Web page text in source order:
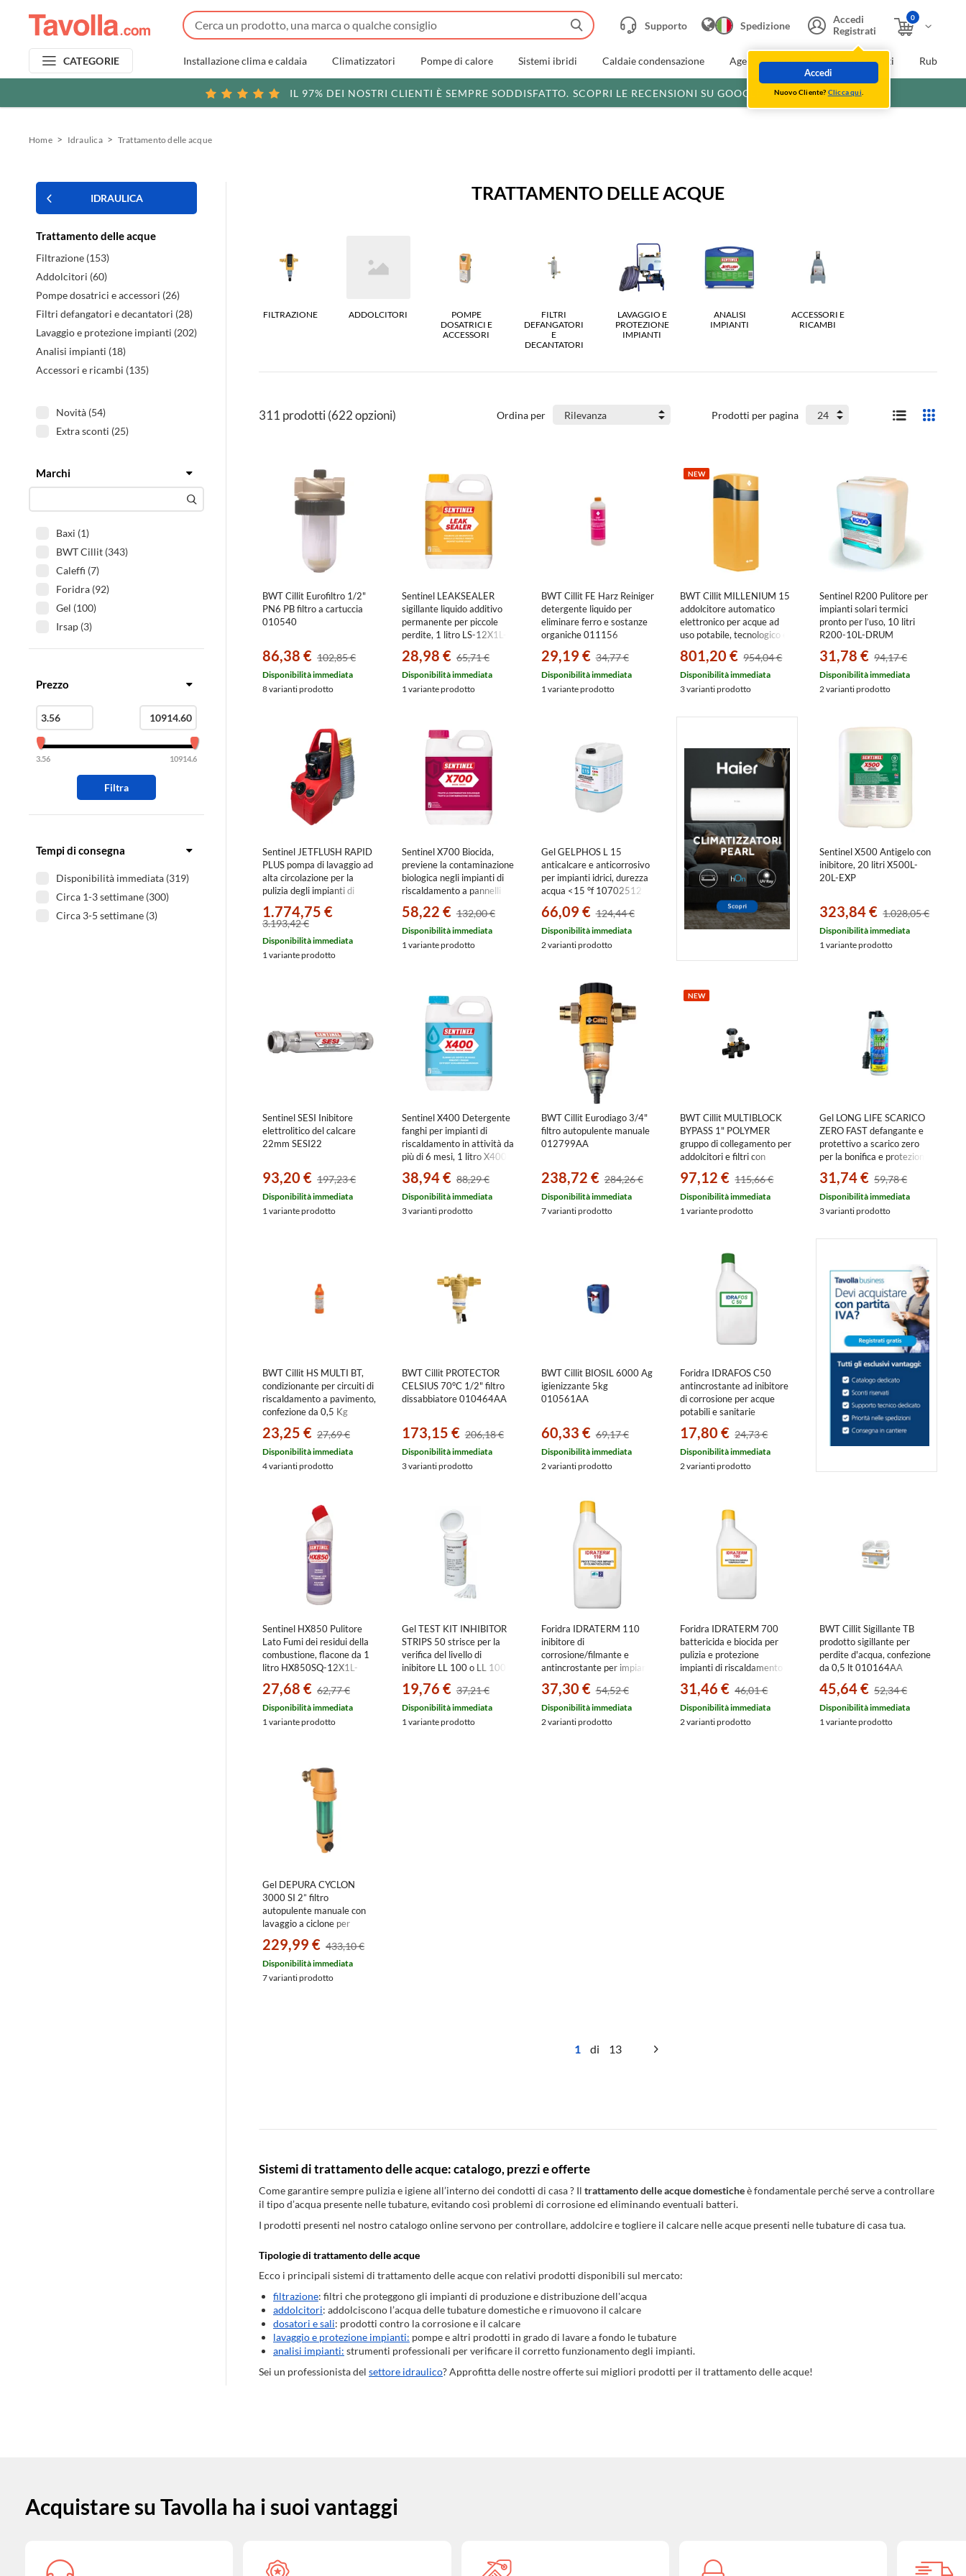
Supporto Spedizione
Accedi
Registrati
Accedi
Nuovo Cliente? Clicca qui
0
CATEGORIE Installazione clima e caldaia Climatizzatori Pompe di calore Sistemi ibridi Caldaie condensazione Agevolazioni fiscali Extra Sconti
IL 97% DEI NOSTRI CLIENTI È SEMPRE SODDISFATTO. SCOPRI LE RECENSIONI SU GOOGLE
Home Idraulica Trattamento delle acque
IDRAULICA
Trattamento delle acque
Filtrazione (153)
Addolcitori (60)
Pompe dosatrici e accessori (26)
Filtri defangatori e decantatori (28)
Lavaggio e protezione impianti (202)
Analisi impianti (18)
Accessori e ricambi (135)
Novità (54)
Extra sconti (25)
Marchi
Filtra
Baxi (1)
BWT Cillit (343)
Caleffi (7)
Foridra (92)
Gel (100)
Irsap (3)
Sentinel (38)
Prezzo
3.56 10914.6
Filtra
Tempi di consegna
Disponibilità immediata (319)
Circa 1-3 settimane (300)
Circa 3-5 settimane (3)
TRATTAMENTO DELLE ACQUE
FILTRAZIONE ADDOLCITORI
POMPE
DOSATRICI E
ACCESSORI
FILTRI
DEFANGATORI
E
DECANTATORI
LAVAGGIO E
PROTEZIONE
IMPIANTI
ANALISI
IMPIANTI
ACCESSORI E
RICAMBI
311 prodotti(622 opzioni) Ordina per Prodotti per pagina
BWT Cillit Eurofiltro 1/2"
PN6 PB filtro a cartuccia
010540
86,38 € 102,85 €
Disponibilità immediata
8 varianti prodotto
Sentinel LEAKSEALER
sigillante liquido additivo
permanente per piccole
perdite, 1 litro LS-12X1L-
28,98 € 65,71 €
Disponibilità immediata
1 variante prodotto
BWT Cillit FE Harz Reiniger
detergente liquido per
eliminare ferro e sostanze
organiche 011156
29,19 € 34,77 €
Disponibilità immediata
1 variante prodotto
NEW
BWT Cillit MILLENIUM 15
addolcitore automatico
elettronico per acque ad
uso potabile, tecnologico e
801,20 € 954,04 €
Disponibilità immediata
3 varianti prodotto
Sentinel R200 Pulitore per
impianti solari termici
pronto per l’uso, 10 litri
R200-10L-DRUM
31,78 € 94,17 €
Disponibilità immediata
2 varianti prodotto
Sentinel JETFLUSH RAPID
PLUS pompa di lavaggio ad
alta circolazione per la
pulizia degli impianti di
compromessi da depositi
JET-RAPIDPLUS-EURO
1.774,75 €
3.193,42 €
Disponibilità immediata
1 variante prodotto
Sentinel X700 Biocida,
previene la contaminazione
biologica negli impianti di
riscaldamento a pannelli
12X1L-EXPB
58,22 € 132,00 €
Disponibilità immediata
1 variante prodotto
Gel GELPHOS L 15
anticalcare e anticorrosivo
per impianti idrici, durezza
acqua <15 °f 10702512
66,09 € 124,44 €
Disponibilità immediata
2 varianti prodotto
Sentinel X500 Antigelo con
inibitore, 20 litri X500L-
20L-EXP
323,84 € 1.028,05 €
Disponibilità immediata
1 variante prodotto
Sentinel SESI Inibitore
elettrolitico del calcare
22mm SESI22
93,20 € 197,23 €
Disponibilità immediata
1 variante prodotto
Sentinel X400 Detergente
fanghi per impianti di
riscaldamento in attività da
più di 6 mesi, 1 litro X400L-
38,94 € 88,29 €
Disponibilità immediata
3 varianti prodotto
BWT Cillit Eurodiago 3/4"
filtro autopulente manuale
012799AA
238,72 € 284,26 €
Disponibilità immediata
7 varianti prodotto
NEW
BWT Cillit MULTIBLOCK
BYPASS 1" POLYMER
gruppo di collegamento per
addolcitori e filtri con
125505771
97,12 € 115,66 €
Disponibilità immediata
1 variante prodotto
Gel LONG LIFE SCARICO
ZERO FAST defangante e
protettivo a scarico zero
per la bonifica e protezione
moderatamente sporchi,
400 ml 11316095
31,74 € 59,78 €
Disponibilità immediata
3 varianti prodotto
BWT Cillit HS MULTI BT,
condizionante per circuiti di
riscaldamento a pavimento,
confezione da 0,5 Kg
010128AA
23,25 € 27,69 €
Disponibilità immediata
4 varianti prodotto
BWT Cillit PROTECTOR
CELSIUS 70°C 1/2" filtro
dissabbiatore 010464AA
173,15 € 206,18 €
Disponibilità immediata
3 varianti prodotto
BWT Cillit BIOSIL 6000 Ag
igienizzante 5kg
010561AA
60,33 € 69,17 €
Disponibilità immediata
2 varianti prodotto
Foridra IDRAFOS C50
antincrostante ad inibitore
di corrosione per acque
potabili e sanitarie
riscaldate, bottiglia da 1 kg
I.C50B
17,80 € 24,73 €
Disponibilità immediata
2 varianti prodotto
Sentinel HX850 Pulitore
Lato Fumi dei residui della
combustione, flacone da 1
litro HX850SQ-12X1L-
EXPA
27,68 € 62,77 €
Disponibilità immediata
1 variante prodotto
Gel TEST KIT INHIBITOR
STRIPS 50 strisce per la
verifica del livello di
inibitore LL 100 o LL 100
COMBI 15501155
19,76 € 37,21 €
Disponibilità immediata
1 variante prodotto
Foridra IDRATERM 110
inibitore di
corrosione/filmante e
antincrostante per impianti
di riscaldamento a pH
neutro, indicato per
defangatori IDRAMAG,
bottiglia da 0.5 kg
37,30 € 54,52 €
Disponibilità immediata
2 varianti prodotto
Foridra IDRATERM 700
battericida e biocida per
pulizia e protezione
impianti di riscaldamento o
climatizzazione a bassa
temperatura, bottiglia da 1
kg I.700B
31,46 € 46,01 €
Disponibilità immediata
2 varianti prodotto
BWT Cillit Sigillante TB
prodotto sigillante per
perdite d'acqua, confezione
da 0,5 lt 010164AA
45,64 € 52,34 €
Disponibilità immediata
1 variante prodotto
Gel DEPURA CYCLON
3000 SI 2” filtro
autopulente manuale con
lavaggio a ciclone per
attacchi orientabili e
cartuccia inox microstirato
90 μm, vaso in SAN
229,99 € 433,10 €
Disponibilità immediata
7 varianti prodotto
1 di 13
Sistemi di trattamento delle acque: catalogo, prezzi e offerte
Come garantire sempre pulizia e igiene all’interno dei condotti di casa ? Il trattamento delle acque domesticheè fondamentale perché serve a controllare
il tipo d’acqua presente nelle tubature, evitando così problemi di corrosione ed eliminando eventuali batteri.
I prodotti presenti nel nostro catalogo online servono per controllare, addolcire e togliere il calcare nelle acque presenti nelle tubature di casa tua.
Tipologie di trattamento delle acque
Ecco i principali sistemi di trattamento delle acque con relativi prodotti disponibili sul mercato:
filtrazione: filtri che proteggono gli impianti di produzione e distribuzione dell'acqua
addolcitori: addolciscono l’acqua delle tubature domestiche e rimuovono il calcare
dosatori e sali: prodotti contro la corrosione e il calcare
lavaggio e protezione impianti: pompe e altri prodotti in grado di lavare a fondo le tubature
analisi impianti: strumenti professionali per verificare il corretto funzionamento degli impianti.
Sei un professionista del settore idraulico? Approfitta delle nostre offerte sui migliori prodotti per il trattamento delle acque!
Acquistare su Tavolla ha i suoi vantaggi